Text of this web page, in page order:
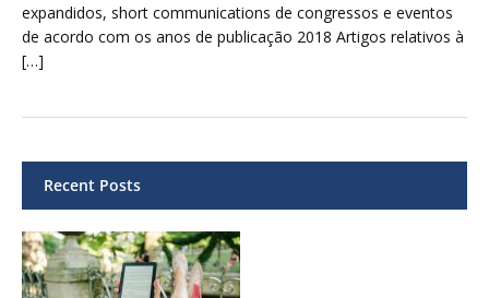
expandidos, short communications de congressos e eventos
de acordo com os anos de publicação 2018 Artigos relativos à
[…]
Recent Posts